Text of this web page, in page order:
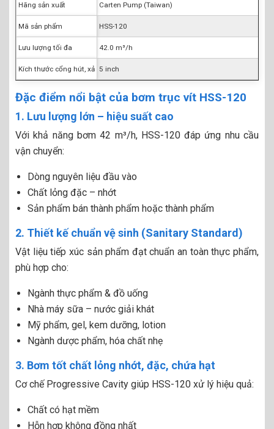
Hãng sản xuất Carten Pump (Taiwan)
Mã sản phẩm HSS-120
Lưu lượng tối đa 42.0 m³/h
Kích thước cổng hút, xả 5 inch
Đặc điểm nổi bật của bơm trục vít HSS-120
1. Lưu lượng lớn – hiệu suất cao
Với khả năng bơm 42 m³/h, HSS-120 đáp ứng nhu cầu
vận chuyển:
Dòng nguyên liệu đầu vào
Chất lỏng đặc – nhớt
Sản phẩm bán thành phẩm hoặc thành phẩm
2. Thiết kế chuẩn vệ sinh (Sanitary Standard)
Vật liệu tiếp xúc sản phẩm đạt chuẩn an toàn thực phẩm,
phù hợp cho:
Ngành thực phẩm & đồ uống
Nhà máy sữa – nước giải khát
Mỹ phẩm, gel, kem dưỡng, lotion
Ngành dược phẩm, hóa chất nhẹ
3. Bơm tốt chất lỏng nhớt, đặc, chứa hạt
Cơ chế Progressive Cavity giúp HSS-120 xử lý hiệu quả:
Chất có hạt mềm
Hỗn hợp không đồng nhất